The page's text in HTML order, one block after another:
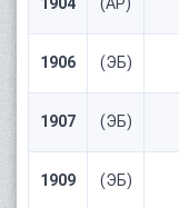
1904 (АР)
1906 (ЭБ)
1907 (ЭБ)
1909 (ЭБ)